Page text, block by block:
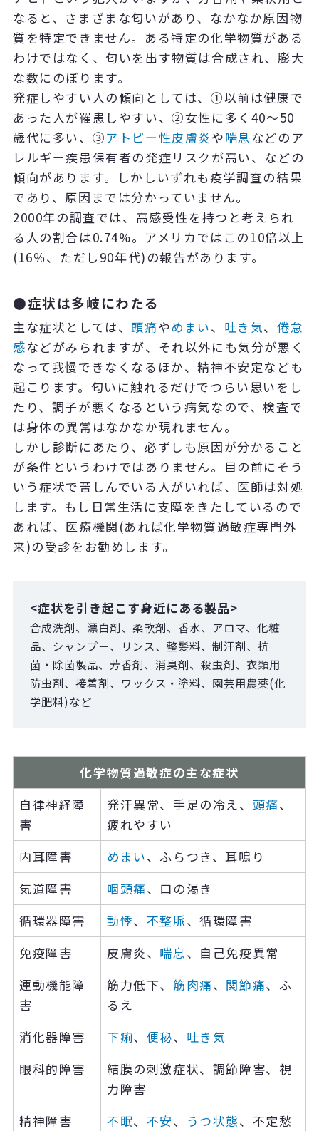
なると、さまざまな匂いがあり、なかなか原因物
質を特定できません。ある特定の化学物質がある
わけではなく、匂いを出す物質は合成され、膨大
な数にのぼります。
発症しやすい人の傾向としては、①以前は健康で
あった人が罹患しやすい、②女性に多く40～50
歳代に多い、③アトピー性皮膚炎や喘息 などのア
レルギー疾患保有者の発症リスクが高い、などの
傾向があります。しかしいずれも疫学調査の結果
であり、原因までは分かっていません。
2000年の調査では、高感受性を持つと考えられ
る人の割合は0.74%。アメリカではこの10倍以上
(16％、ただし90年代)の報告があります。
●症状は多岐にわたる
主な症状としては、頭痛やめまい、 吐き気、 倦怠
感などがみられますが、それ以外にも気分が悪く
なって我慢できなくなるほか、精神不安定なども
起こります。匂いに触れるだけでつらい思いをし
たり、調子が悪くなるという病気なので、検査で
は身体の異常はなかなか現れません。
しかし診断にあたり、必ずしも原因が分かること
が条件というわけではありません。目の前にそう
いう症状で苦しんでいる人がいれば、医師は対処
します。もし日常生活に支障をきたしているので
あれば、医療機関(あれば化学物質過敏症専門外
来)の受診をお勧めします。
<症状を引き起こす身近にある製品>
合成洗剤、漂白剤、柔軟剤、香水、アロマ、化粧
品、シャンプー、リンス、整髪料、制汗剤、抗
菌・除菌製品、芳香剤、消臭剤、殺虫剤、衣類用
防虫剤、接着剤、ワックス・塗料、園芸用農薬(化
学肥料)など
化学物質過敏症の主な症状
自律神経障
害
発汗異常、手足の冷え、 頭痛、
疲れやすい
内耳障害
めまい、ふらつき、耳鳴り
気道障害
咽頭痛、口の渇き
循環器障害
動悸、 不整脈、循環障害
免疫障害
皮膚炎、 喘息、自己免疫異常
運動機能障
害
筋力低下、 筋肉痛、 関節痛、ふ
るえ
消化器障害
下痢、 便秘、 吐き気
眼科的障害
結膜の刺激症状、調節障害、視
力障害
精神障害
不眠、 不安、 うつ状態、不定愁